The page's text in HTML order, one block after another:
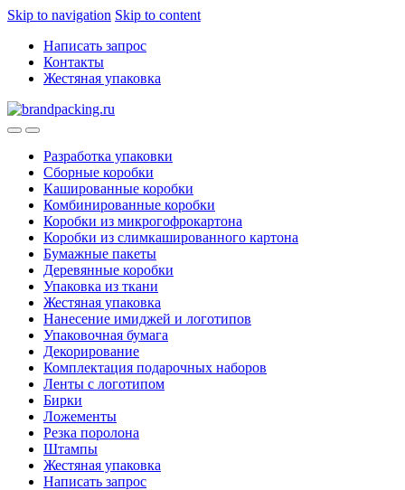
Skip to navigation Skip to content
Написать запрос
Контакты
Жестяная упаковка
Разработка упаковки
Сборные коробки
Кашированные коробки
Комбинированные коробки
Коробки из микрогофрокартона
Коробки из слимкашированного картона
Бумажные пакеты
Деревянные коробки
Упаковка из ткани
Жестяная упаковка
Нанесение имиджей и логотипов
Упаковочная бумага
Декорирование
Комплектация подарочных наборов
Ленты с логотипом
Бирки
Ложементы
Резка поролона
Штампы
Жестяная упаковка
Написать запрос